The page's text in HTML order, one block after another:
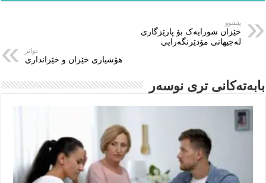
پێشوو
خێزان شورایەک بۆ پارێزگاری
لەجیهانی مۆدێرنگەرایی
دواتر
هۆشیاری خێزان و خێزانداری
بابەتەکانى ترى نوسەر